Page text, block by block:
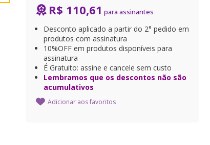
R$ 110,61
Desconto aplicado a partir do 2° pedido em
produtos com assinatura
10%OFF em produtos disponíveis para
assinatura
É Gratuito: assine e cancele sem custo
Lembramos que os descontos não são
acumulativos
Adicionar aos favoritos